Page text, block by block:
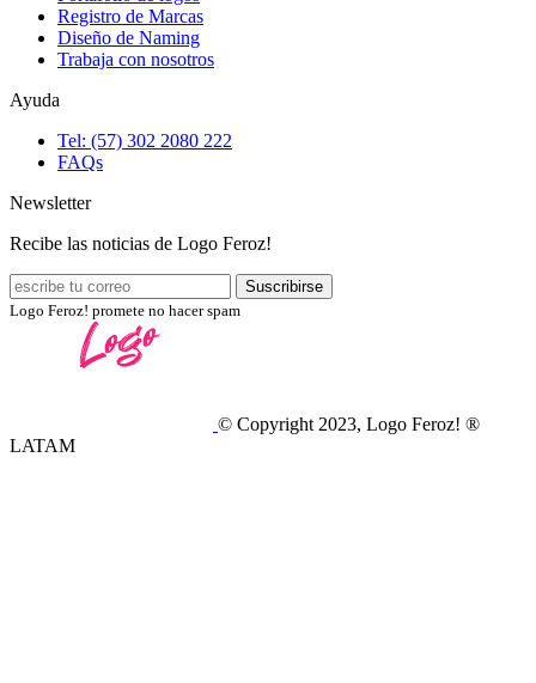
Registro de Marcas
Diseño de Naming
Trabaja con nosotros
Ayuda
Tel: (57) 302 2080 222
FAQs
Newsletter
Recibe las noticias de Logo Feroz!
Logo Feroz! promete no hacer spam
© Copyright 2023, Logo Feroz! ®
LATAM